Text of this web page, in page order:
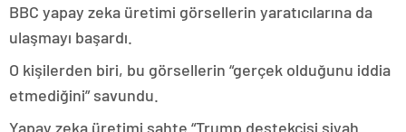
BBC yapay zeka üretimi görsellerin yaratıcılarına da
ulaşmayı başardı.
O kişilerden biri, bu görsellerin “gerçek olduğunu iddia
etmediğini” savundu.
Yapay zeka üretimi sahte “Trump destekçisi siyah